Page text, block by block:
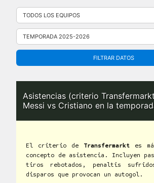
Saltar
contenido
FILTRAR DATOS
Asistencias (criterio
Messi vs Cristiano en la
El criterio de Transfermarkt es
concepto de asistencia. Incluyen
tiros rebotados, penaltis
disparos que provocan un autogol.